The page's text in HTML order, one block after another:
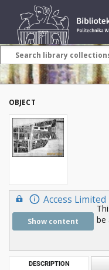
OBJECT
Access Limited
Show content
be
DESCRIPTION